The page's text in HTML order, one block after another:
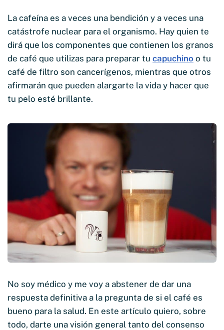
La cafeína es a veces una bendición y a veces una
catástrofe nuclear para el organismo. Hay quien te
dirá que los componentes que contienen los granos
de café que utilizas para preparar tu capuchino o tu
café de filtro son cancerígenos, mientras que otros
afirmarán que pueden alargarte la vida y hacer que
tu pelo esté brillante.
No soy médico y me voy a abstener de dar una
respuesta definitiva a la pregunta de si el café es
bueno para la salud. En este artículo quiero, sobre
todo, darte una visión general tanto del consenso